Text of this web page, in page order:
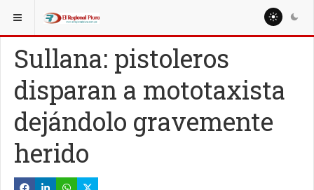
ESTÁ AQUÍ: LOCALES
Sullana: pistoleros
disparan a mototaxista
dejándolo gravemente
herido